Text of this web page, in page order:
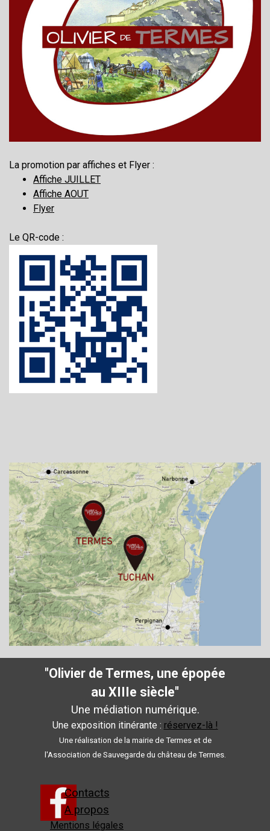
La promotion par affiches et Flyer :
Affiche JUILLET
Affiche AOUT
Flyer
Le QR-code :
"Olivier de Termes, une épopée
au XIIIe siècle"
Une médiation numérique.
Une exposition itinérante : réservez-là !
Une réalisation de la mairie de Termes et de
l'Association de Sauvegarde du château de Termes.
Contacts
A propos
Mentions légales